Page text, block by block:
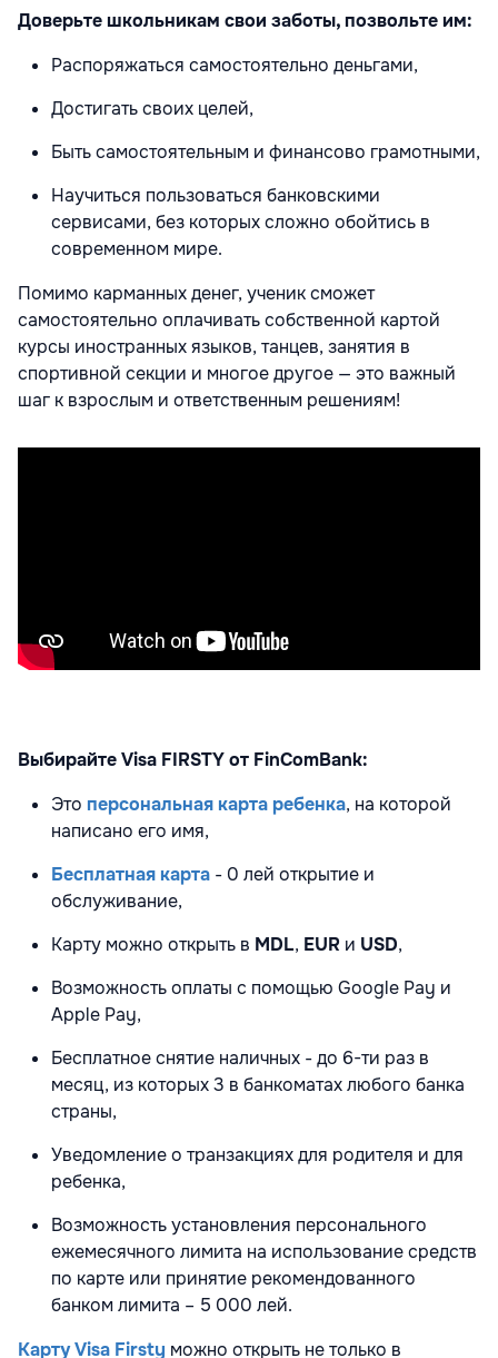
Доверьте школьникам свои заботы, позвольте им:
Распоряжаться самостоятельно деньгами,
Достигать своих целей,
Быть самостоятельным и финансово грамотными,
Научиться пользоваться банковскими
сервисами, без которых сложно обойтись в
современном мире.
Помимо карманных денег, ученик сможет
самостоятельно оплачивать собственной картой
курсы иностранных языков, танцев, занятия в
спортивной секции и многое другое — это важный
шаг к взрослым и ответственным решениям!
Выбирайте Visa FIRSTY от FinComBank:
Это персональная карта ребенка, на которой
написано его имя,
Бесплатная карта - 0 лей открытие и
обслуживание,
Карту можно открыть в MDL, EUR и USD,
Возможность оплаты с помощью Google Pay и
Apple Pay,
Бесплатное снятие наличных - до 6-ти раз в
месяц, из которых 3 в банкоматах любого банка
страны,
Уведомление о транзакциях для родителя и для
ребенка,
Возможность установления персонального
ежемесячного лимита на использование средств
по карте или принятие рекомендованного
банком лимита – 5 000 лей.
Карту Visa Firsty можно открыть не только в